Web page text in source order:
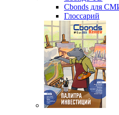
Новости & Research Hub
Новости рынка
Research Hub
Сбондс-ТВ
Cbonds для СМИ
Глоссарий